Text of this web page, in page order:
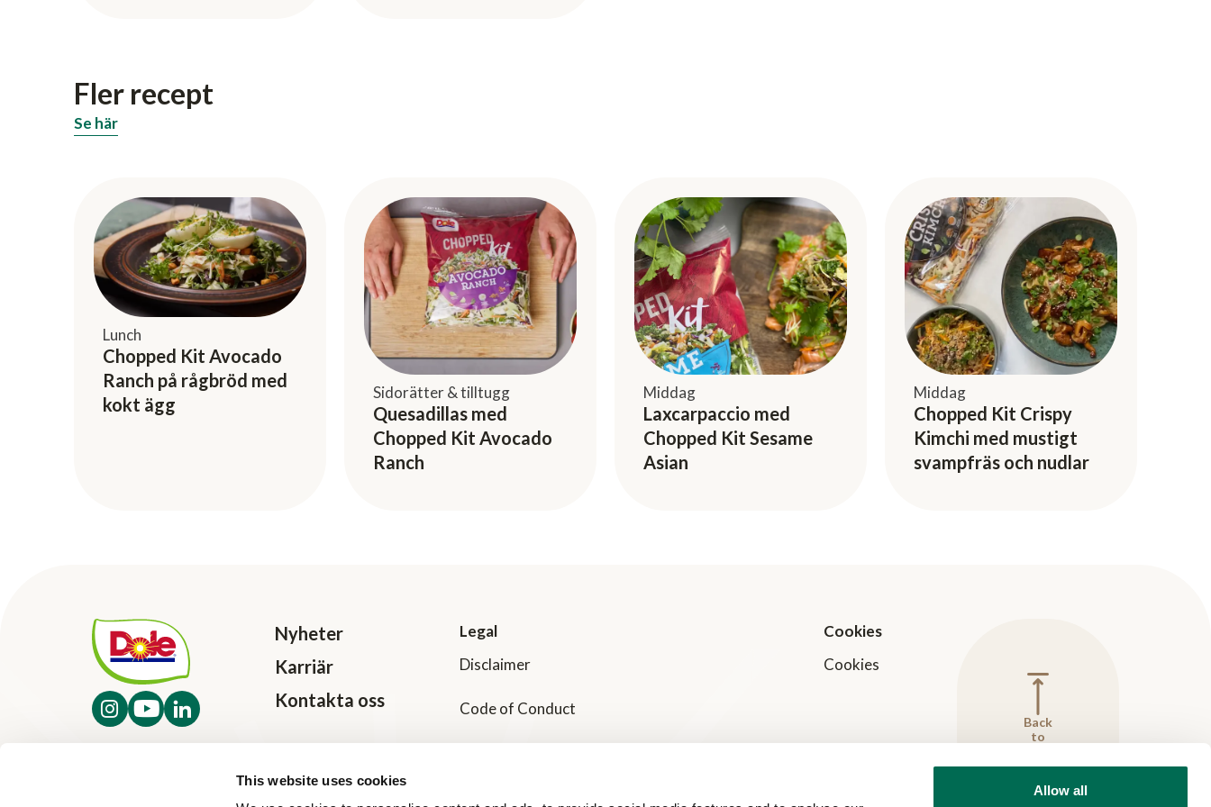
This website uses cookies
Allow all
Fler recept
Se här
Lunch
Chopped Kit Avocado
Ranch på rågbröd med
kokt ägg
Sidorätter & tilltugg
Quesadillas med
Chopped Kit Avocado
Ranch
Middag
Laxcarpaccio med
Chopped Kit Sesame
Asian
Middag
Chopped Kit Crispy
Kimchi med mustigt
svampfräs och nudlar
Nyheter
Karriär
Kontakta oss
Legal
Disclaimer
Code of Conduct
Cookies
Cookies
Back
to